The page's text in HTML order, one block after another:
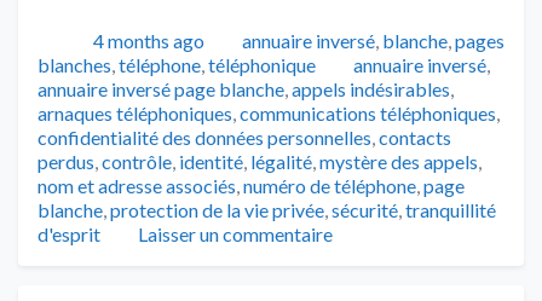
Publié
4 months ago Catégories
annuaire inversé, blanche,pages
blanches,téléphone,téléphonique Tags
annuaire inversé,
annuaire inversé page blanche,appels indésirables,
arnaques téléphoniques,communications téléphoniques,
confidentialité des données personnelles,contacts
perdus,contrôle, identité, légalité,mystère des appels,
nom et adresse associés,numéro de téléphone,page
blanche,protection de la vie privée,sécurité,tranquillité
d'esprit
Laisser un commentaire